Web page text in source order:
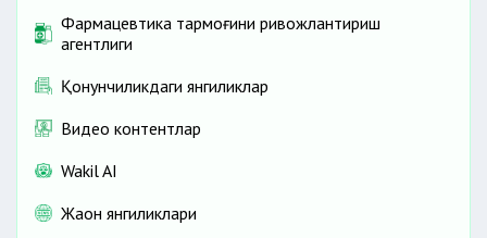
Фармацевтика тармоғини ривожлантириш
агентлиги
Қонунчиликдаги янгиликлар
Видео контентлар
Wakil AI
Жаҳон янгиликлари